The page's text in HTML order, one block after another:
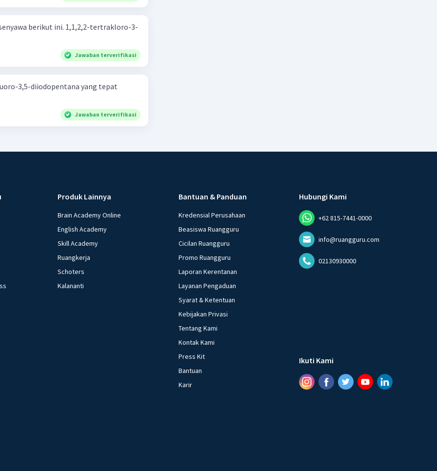
ini. 1,1,2,2-tertrakloro-3-
Jawaban terverifikasi
3,5-diiodopentana yang tepat
Jawaban terverifikasi
Produk Lainnya
Brain Academy Online
English Academy
Skill Academy
Ruangkerja
Schoters
Kalananti
Bantuan & Panduan
Kredensial Perusahaan
Beasiswa Ruangguru
Cicilan Ruangguru
Promo Ruangguru
Laporan Kerentanan
Layanan Pengaduan
Syarat & Ketentuan
Kebijakan Privasi
Tentang Kami
Kontak Kami
Press Kit
Bantuan
Karir
Hubungi Kami
+62 815-7441-0000
info@ruangguru.com
02130930000
Ikuti Kami